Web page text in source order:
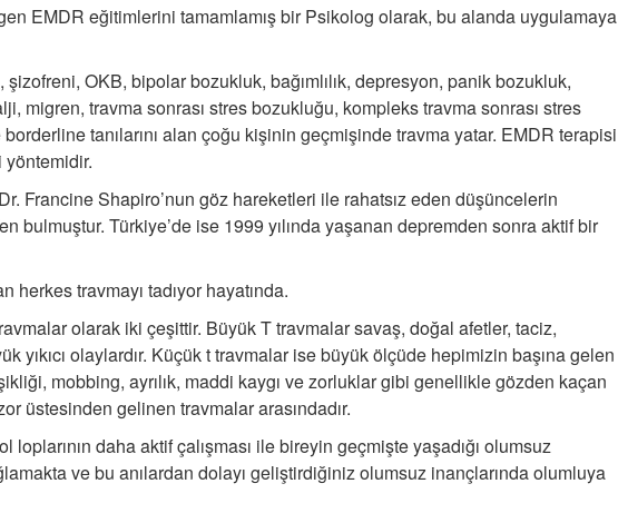
EMDR eğitimlerini tamamlamış bir Psikolog olarak, bu alanda uygulamaya
şizofreni, OKB, bipolar bozukluk, bağımlılık, depresyon, panik bozukluk,
migren, travma sonrası stres bozukluğu, kompleks travma sonrası stres
tanılarını alan çoğu kişinin geçmişinde travma yatar. EMDR terapisi
yöntemidir.
Francine Shapiro’nun göz hareketleri ile rahatsız eden düşüncelerin
bulmuştur. Türkiye’de ise 1999 yılında yaşanan depremden sonra aktif bir
herkes travmayı tadıyor hayatında.
olarak iki çeşittir. Büyük T travmalar savaş, doğal afetler, taciz,
yıkıcı olaylardır. Küçük t travmalar ise büyük ölçüde hepimizin başına gelen
mobbing, ayrılık, maddi kaygı ve zorluklar gibi genellikle gözden kaçan
üstesinden gelinen travmalar arasındadır.
daha aktif çalışması ile bireyin geçmişte yaşadığı olumsuz
ve bu anılardan dolayı geliştirdiğiniz olumsuz inançlarında olumluya